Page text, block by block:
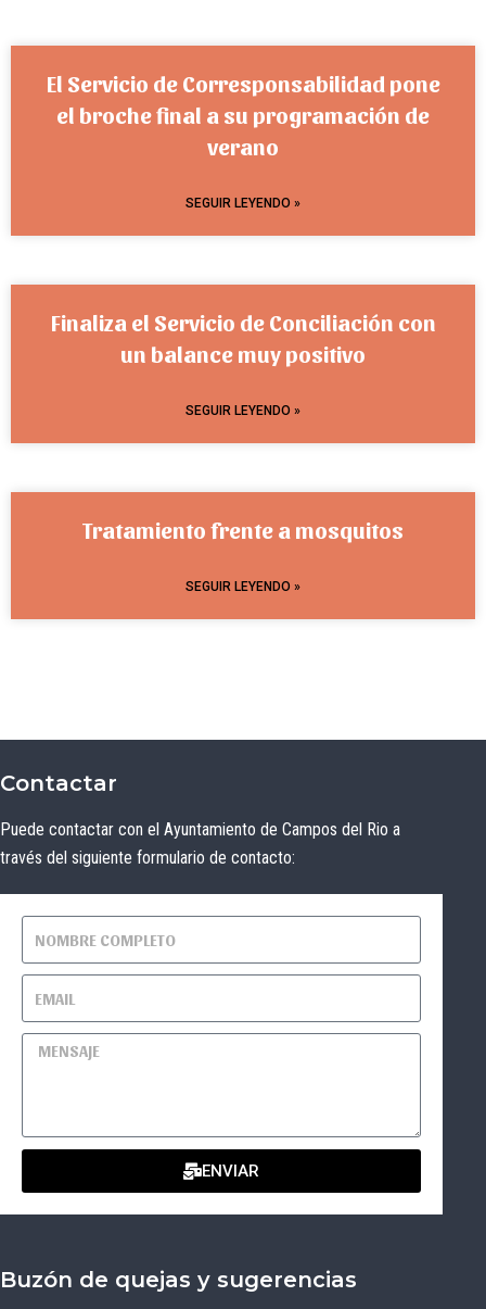
El Servicio de Corresponsabilidad pone
el broche final a su programación de
verano
SEGUIR LEYENDO »
Finaliza el Servicio de Conciliación con
un balance muy positivo
SEGUIR LEYENDO »
Tratamiento frente a mosquitos
SEGUIR LEYENDO »
Contactar
Puede contactar con el Ayuntamiento de Campos del Rio a
través del siguiente formulario de contacto:
ENVIAR
Buzón de quejas y sugerencias